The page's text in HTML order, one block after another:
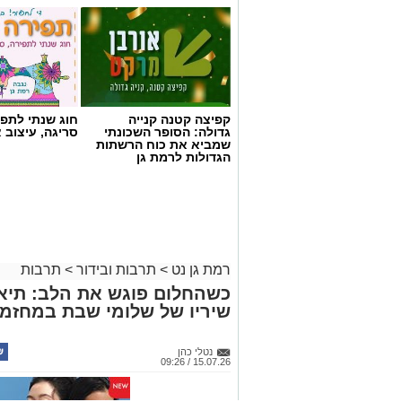
תמי שחם
עיבוד חדש, ומלא דמיון ל"אליסה בארץ
להתמודד עם מעברי שינויים ופרידות
דווקא בתקופות כאלה, סיפורים
לפגוש את
הפחדים, לתת להם שם, ולגלות שאפשר
הצגות
הילדים והנוער, שמופיע רבות גם ברמת
ערכים, יצירתיות וחוויה תיאטרלית
קפיצה קטנה קנייה
גדולה: הסופר השכונתי
שמביא את כוח הרשתות
הגדולות לרמת גן
חוג שנתי
סריגה, עיצוב
רמת גן נט > תרבות ובידור > תרבות
כשהחלום פוגש את הלב:
שיריו של שלומי שבת
נטלי כהן
15.07.26 / 09:26